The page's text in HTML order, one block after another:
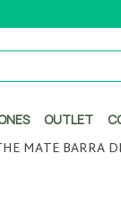
OUTLET
MATE BARRA